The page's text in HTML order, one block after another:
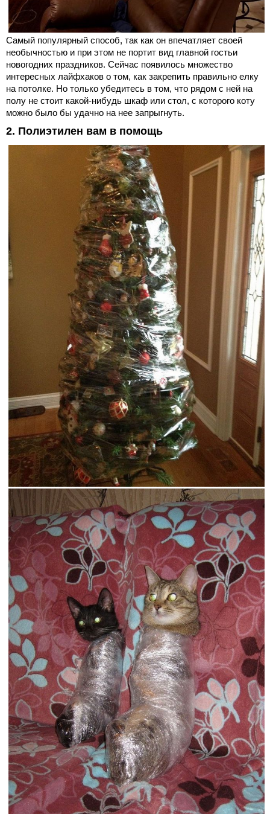
Самый популярный способ, так как он впечатляет своей
необычностью и при этом не портит вид главной гостьи
новогодних праздников. Сейчас появилось множество
интересных лайфхаков о том, как закрепить правильно елку
на потолке. Но только убедитесь в том, что рядом с ней на
полу не стоит какой-нибудь шкаф или стол, с которого коту
можно было бы удачно на нее запрыгнуть.
2. Полиэтилен вам в помощь